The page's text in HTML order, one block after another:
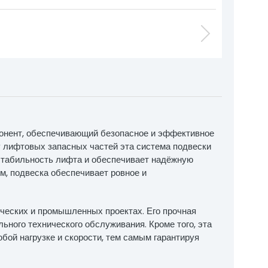
обеспечивающий безопасное и эффективное
запасных частей эта система подвески
лифта и обеспечивает надёжную
подвеска обеспечивает ровное и
и промышленных проектах. Его прочная
технического обслуживания. Кроме того, эта
нагрузке и скорости, тем самым гарантируя